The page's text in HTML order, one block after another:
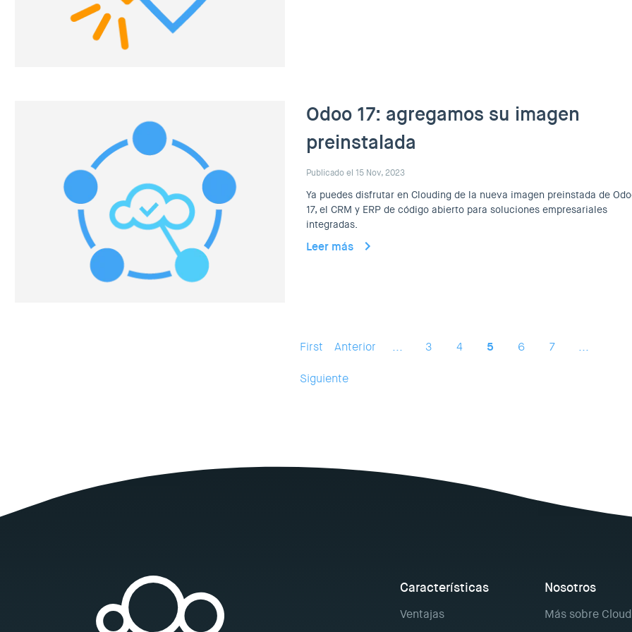
Odoo 17: agregamos su imagen
preinstalada
Publicado el 15 Nov, 2023
Ya puedes disfrutar en Clouding de la nueva imagen preinstada de
17, el CRM y ERP de código abierto para soluciones empresariales
integradas.
Leer más
First Anterior ... 3 4 5 6 7 ...
Siguiente
Características
Ventajas
Nosotros
Más sobre